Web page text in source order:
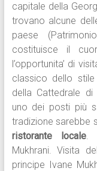
capitale della
trovano alcune
paese
costituisce il
l’opportunita’ di
classico dello
della Cattedrale di
uno dei posti più
tradizione sarebbe
ristorante locale.
Mukhrani. Visita
principe Ivane